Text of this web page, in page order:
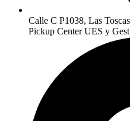
Calle C P1038, Las
Pickup Center UES y